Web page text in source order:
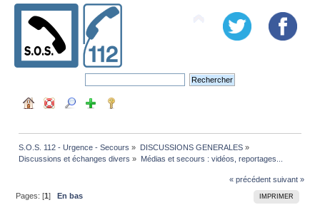
S.O.S. 112 - Urgence - Secours » DISCUSSIONS GENERALES»
Discussions et échanges divers » Médias et secours : vidéos, reportages...
« précédent suivant »
IMPRIMER
Pages: [1]En bas